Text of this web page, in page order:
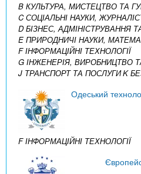
B КУЛЬТУРА, МИСТЕЦТВО ТА
C СОЦІАЛЬНІ НАУКИ,
D БІЗНЕС, АДМІНІСТРУВАННЯ
E ПРИРОДНИЧІ НАУКИ,
F ІНФОРМАЦІЙНІ ТЕХНОЛОГІЇ
G ІНЖЕНЕРІЯ, ВИРОБНИЦТВО
J ТРАНСПОРТ ТА ПОСЛУГИK
Одеський
F ІНФОРМАЦІЙНІ ТЕХНОЛОГІЇ